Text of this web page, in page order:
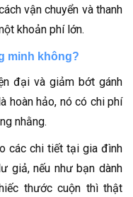
vận chuyển và thanh
khoản phí lớn.
minh không?
đại và giảm bớt gánh
hoàn hảo, nó có chi phí
nhằng.
các chi tiết tại gia đình
giả, nếu như bạn dành
thước cuộn thì thật